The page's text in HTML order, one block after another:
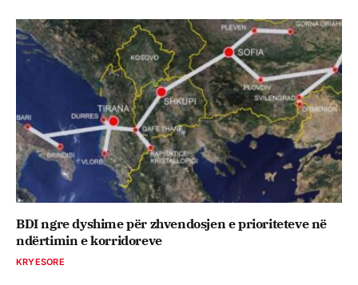
BDI ngre dyshime për zhvendosjen e prioriteteve në
ndërtimin e korridoreve
KRYESORE